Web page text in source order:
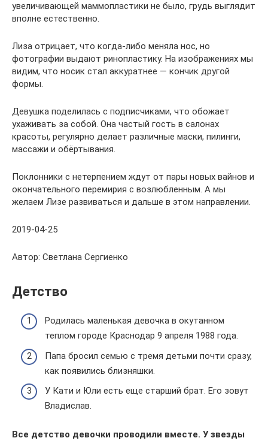
увеличивающей маммопластики не было, грудь выглядит
вполне естественно.
Лиза отрицает, что когда-либо меняла нос, но
фотографии выдают ринопластику. На изображениях мы
видим, что носик стал аккуратнее — кончик другой
формы.
Девушка поделилась с подписчиками, что обожает
ухаживать за собой. Она частый гость в салонах
красоты, регулярно делает различные маски, пилинги,
массажи и обёртывания.
Поклонники с нетерпением ждут от пары новых вайнов и
окончательного перемирия с возлюбленным. А мы
желаем Лизе развиваться и дальше в этом направлении.
2019-04-25
Автор: Светлана Сергиенко
Детство
Родилась маленькая девочка в окутанном
теплом городе Краснодар 9 апреля 1988 года.
Папа бросил семью с тремя детьми почти сразу,
как появились близняшки.
У Кати и Юли есть еще старший брат. Его зовут
Владислав.
Все детство девочки проводили вместе. У звезды